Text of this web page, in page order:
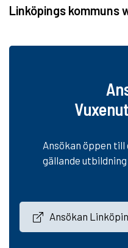
Linköpings kommuns
Ansökan öppen till
gällande
Ansökan